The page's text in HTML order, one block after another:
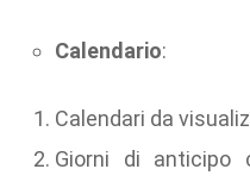
Calendario:
Calendari da
Giorni di anticipo